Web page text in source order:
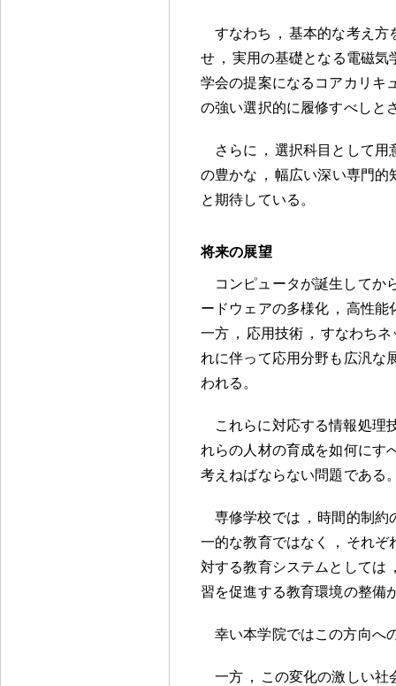
すなわち ， 基本的な考え方
せ ， 実用の基礎となる電磁気
学会の提案になるコアカリキ
の強い選択的に履修すべしと
さらに ， 選択科目として用
の豊かな ， 幅広い深い専門的
と期待している 。
将来の展望
コンピュータが誕生してか
ードウェアの多様化 ， 高性能
一方 ， 応用技術 ， すなわち
れに伴って応用分野も広汎な
われる 。
これらに対応する情報処理
れらの人材の育成を如何にす
考えねばならない問題である
専修学校では ， 時間的制約
一的な教育ではなく
， それぞ
対する教育システムとしては
習を促進する教育環境の整備
幸い本学院ではこの方向へ
一方 ， この変化の激しい社